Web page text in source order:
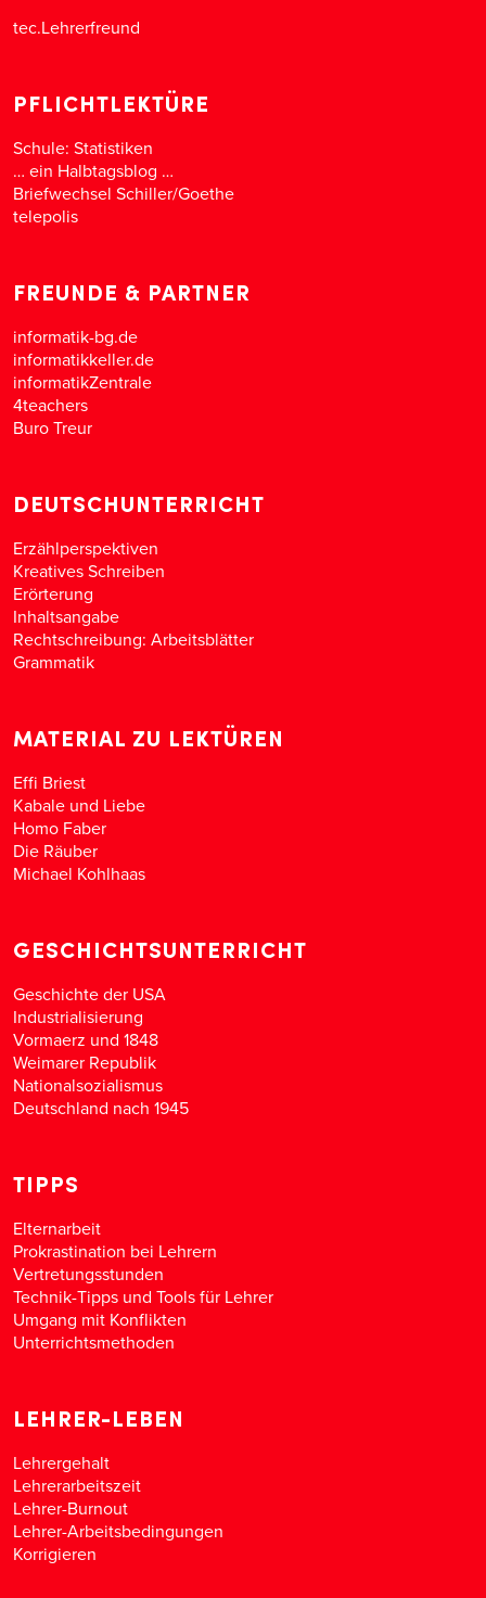
tec.Lehrerfreund
PFLICHTLEKTÜRE
Schule: Statistiken
… ein Halbtagsblog …
Briefwechsel Schiller/Goethe
telepolis
FREUNDE & PARTNER
informatik-bg.de
informatikkeller.de
informatikZentrale
4teachers
Buro Treur
DEUTSCHUNTERRICHT
Erzählperspektiven
Kreatives Schreiben
Erörterung
Inhaltsangabe
Rechtschreibung: Arbeitsblätter
Grammatik
MATERIAL ZU LEKTÜREN
Effi Briest
Kabale und Liebe
Homo Faber
Die Räuber
Michael Kohlhaas
GESCHICHTSUNTERRICHT
Geschichte der USA
Industrialisierung
Vormaerz und 1848
Weimarer Republik
Nationalsozialismus
Deutschland nach 1945
TIPPS
Elternarbeit
Prokrastination bei Lehrern
Vertretungsstunden
Technik-Tipps und Tools für Lehrer
Umgang mit Konflikten
Unterrichtsmethoden
LEHRER-LEBEN
Lehrergehalt
Lehrerarbeitszeit
Lehrer-Burnout
Lehrer-Arbeitsbedingungen
Korrigieren